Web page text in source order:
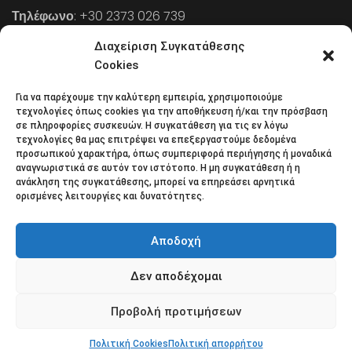
Διαχείριση Συγκατάθεσης
Cookies
Για να παρέχουμε την καλύτερη εμπειρία, χρησιμοποιούμε
τεχνολογίες όπως cookies για την αποθήκευση ή/και την πρόσβαση
σε πληροφορίες συσκευών. Η συγκατάθεση για τις εν λόγω
τεχνολογίες θα μας επιτρέψει να επεξεργαστούμε δεδομένα
προσωπικού χαρακτήρα, όπως συμπεριφορά περιήγησης ή μοναδικά
αναγνωριστικά σε αυτόν τον ιστότοπο. Η μη συγκατάθεση ή η
ανάκληση της συγκατάθεσης, μπορεί να επηρεάσει αρνητικά
ορισμένες λειτουργίες και δυνατότητες.
Αποδοχή
Δεν αποδέχομαι
Προβολή προτιμήσεων
Πολιτική Cookies Πολιτική απορρήτου
Τηλέφωνο: +30 2373 026 739
: +30 2373 026 739
: info@cpaa.gr
NEWSLETTER
Κάντε εγγραφή στο ηλεκτρονικό μας φυλλάδιο και μείνετε
στο επίκεντρο της οικονομικής επικαιρότητας.
Πολιτική απορρήτου